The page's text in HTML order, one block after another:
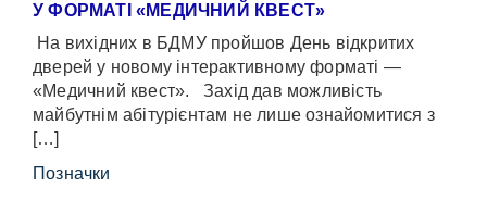
У ФОРМАТІ «МЕДИЧНИЙ КВЕСТ»
На вихідних в БДМУ пройшов День відкритих
дверей у новому інтерактивному форматі —
«Медичний квест». Захід дав можливість
майбутнім абітурієнтам не лише ознайомитися з
[…]
Позначки